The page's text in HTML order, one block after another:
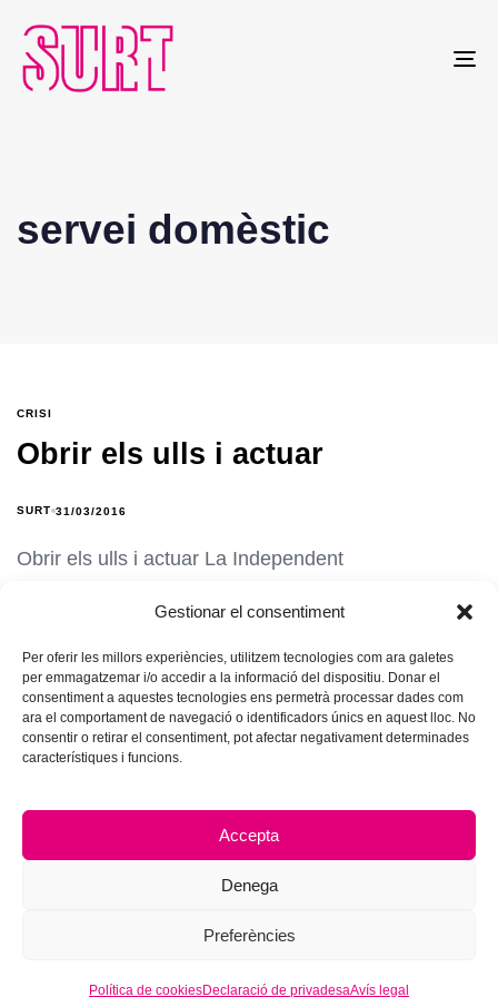
Gestionar el consentiment
Per oferir les millors experiències, utilitzem tecnologies com ara galetes
per emmagatzemar i/o accedir a la informació del dispositiu. Donar el
consentiment a aquestes tecnologies ens permetrà processar dades com
ara el comportament de navegació o identificadors únics en aquest lloc. No
consentir o retirar el consentiment, pot afectar negativament determinades
característiques i funcions.
Accepta
Denega
Preferències
Política de cookiesDeclaració de privadesaAvís legal
servei domèstic
CRISI
Obrir els ulls i actuar
SURT 31/03/2016
Obrir els ulls i actuar La Independent
© 2026 Hub Theme. All rights reserved.